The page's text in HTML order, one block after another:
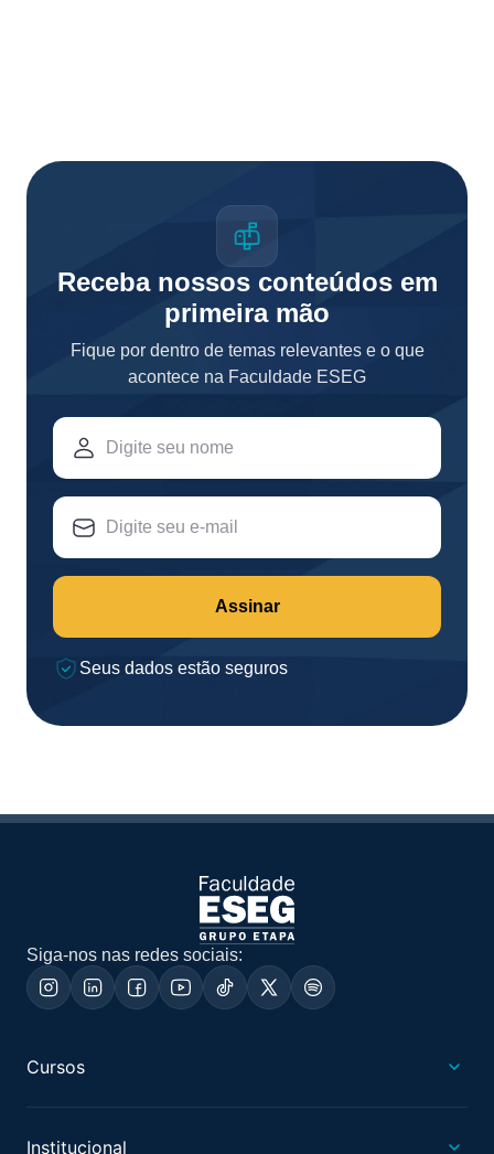
Receba nossos conteúdos em
primeira mão
Fique por dentro de temas relevantes e o que
acontece na Faculdade ESEG
Assinar
Seus dados estão seguros
Siga-nos nas redes sociais:
Cursos
Institucional